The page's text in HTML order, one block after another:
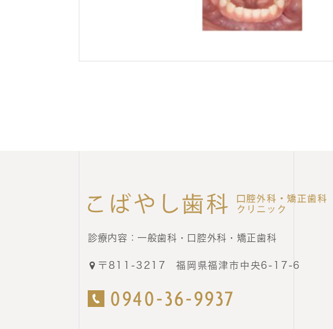
診療内容： 一般歯科・口腔外科・矯正歯科
〒811-3217 福岡県福津市中央6-17-6
0940-36-9937